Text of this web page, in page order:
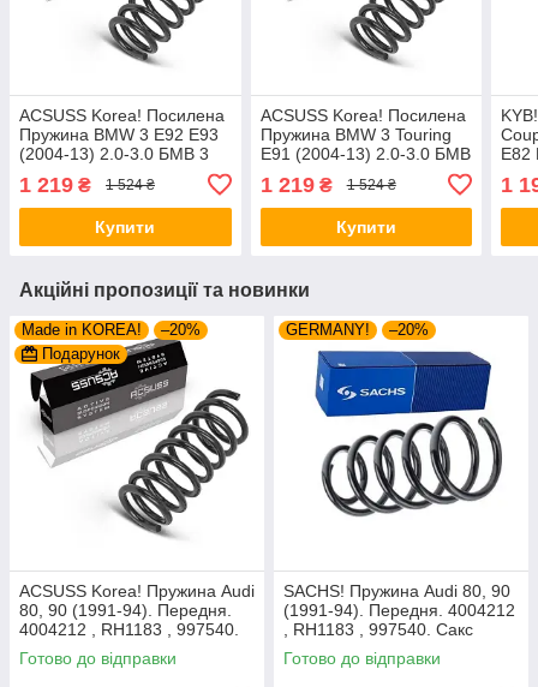
ACSUSS Korea! Посилена
Пружина BMW 3 E92 E93
(2004-13) 2.0-3.0 БМВ 3
4008466 , RH3489 ,
998451 Аксусс Корея
1 219 ₴ 1 524 ₴
Купити
ACSUSS Korea! Посилена
Пружина BMW 3 Touring
E91 (2004-13) 2.0-3.0 БМВ
4008466 , RH3489 ,
998451 Аксусс
1 219₴ 1 524 ₴
Купити
Е82
1
Акційні пропозиції та новинки
Made in KOREA!
–20%
Подарунок
ACSUSS Korea! Пружина Audi
80, 90 (1991-94). Передня.
4004212 , RH1183 , 997540.
Аксусс Корея
Готово до відправки
GERMANY! –20%
SACHS! Пружина Audi 80, 90
(1991-94). Передня. 4004212
, RH1183 , 997540. Сакс
Готово до відправки